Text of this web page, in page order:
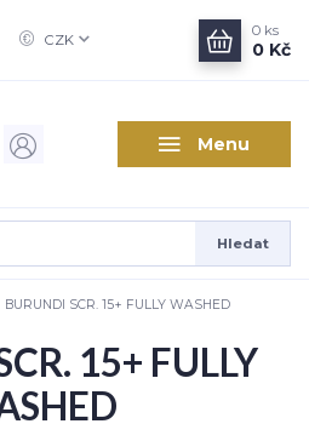
Menu
CZK
Hledat
0 ks
0 Kč
BURUNDI SCR. 15+ FULLY WASHED
15+ FULLY